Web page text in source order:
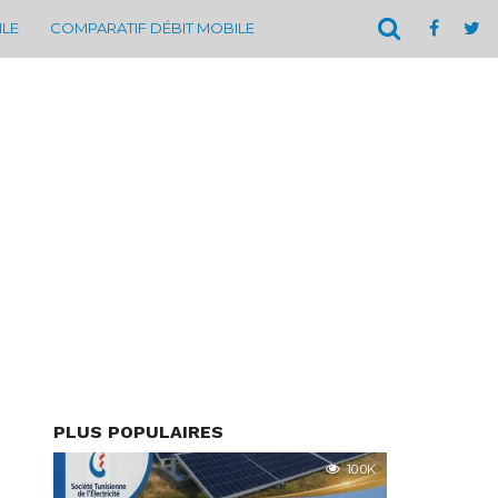
COMPARATIF DÉBIT MOBILE
PLUS POPULAIRES
10.0K